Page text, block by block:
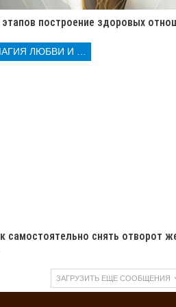
этапов построение здоровых
МАГИЯ ЛЮБВИ И КОЛДОВСТВА
самостоятельно снять отворот
ЗАГРУЗИТЬ ЕЩЕ СООБЩЕНИЯ